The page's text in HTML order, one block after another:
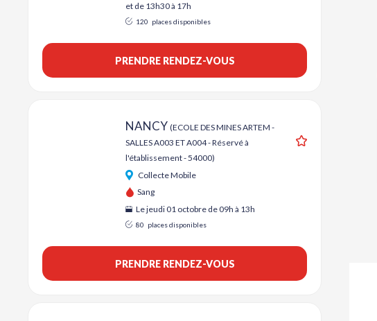
et de 13h30 à 17h
120 places disponibles
PRENDRE RENDEZ-VOUS
NANCY (ECOLE DES MINES ARTEM -
SALLES A003 ET A004 - Réservé à
l'établissement - 54000)
Collecte Mobile
Sang
Le jeudi 01 octobre de 09h à 13h
80 places disponibles
PRENDRE RENDEZ-VOUS